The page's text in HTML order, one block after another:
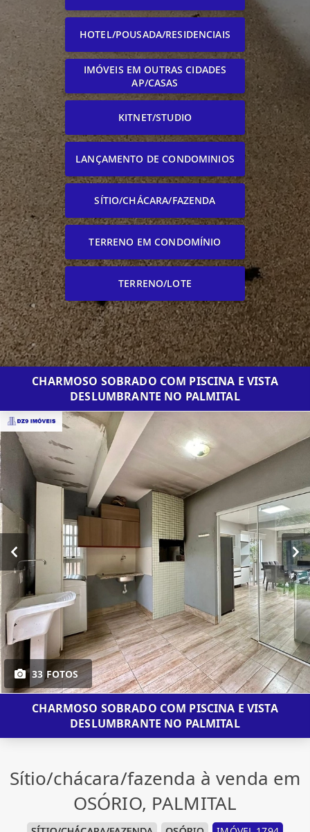
HOTEL/POUSADA/RESIDENCIAIS
IMÓVEIS EM OUTRAS CIDADES
AP/CASAS
KITNET/STUDIO
LANÇAMENTO DE CONDOMINIOS
SÍTIO/CHÁCARA/FAZENDA
TERRENO EM CONDOMÍNIO
TERRENO/LOTE
CHARMOSO SOBRADO COM PISCINA E VISTA
DESLUMBRANTE NO PALMITAL
33 FOTOS
CHARMOSO SOBRADO COM PISCINA E VISTA
DESLUMBRANTE NO PALMITAL
Sítio/chácara/fazenda à venda em
OSÓRIO, PALMITAL